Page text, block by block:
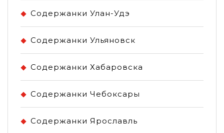
Содержанки Улан-Удэ
Содержанки Ульяновск
Содержанки Хабаровска
Содержанки Чебоксары
Содержанки Ярославль